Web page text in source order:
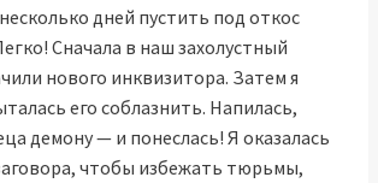
дней пустить под откос
Сначала в наш захолустный
нового инквизитора. Затем я
его соблазнить. Напилась,
демону — и понеслась! Я оказалась
чтобы избежать тюрьмы,